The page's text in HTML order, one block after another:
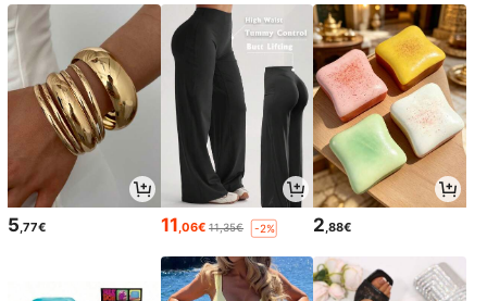
5,77€ 11,06€ 11,35€ -2% 2,88€